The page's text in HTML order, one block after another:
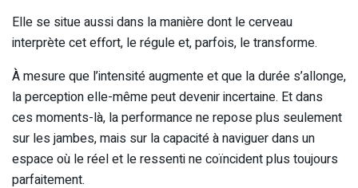
Elle se situe aussi dans la manière dont le cerveau
interprète cet effort, le régule et, parfois, le transforme.
À mesure que l’intensité augmente et que la durée s’allonge,
la perception elle-même peut devenir incertaine. Et dans
ces moments-là, la performance ne repose plus seulement
sur les jambes, mais sur la capacité à naviguer dans un
espace où le réel et le ressenti ne coïncident plus toujours
parfaitement.